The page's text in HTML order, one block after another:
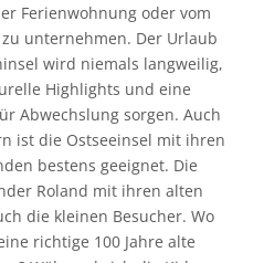
Ferienwohnung oder vom
unternehmen. Der Urlaub
wird niemals langweilig,
Highlights und eine
Abwechslung sorgen. Auch
ist die Ostseeinsel mit ihren
bestens geeignet. Die
Roland mit ihren alten
die kleinen Besucher. Wo
richtige 100 Jahre alte